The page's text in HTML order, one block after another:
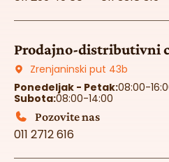
Prodajno-distributivni
Zrenjaninski put 43b
Ponedeljak - Petak:08:00-
Subota:08:00-14:00
Pozovite nas
011 2712 616